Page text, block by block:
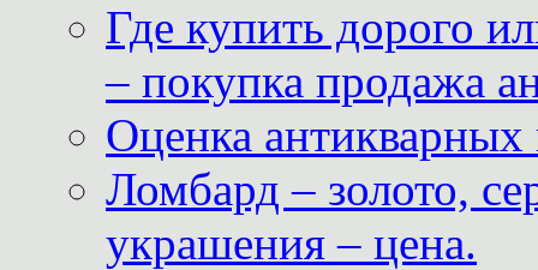
Где купить дорого
– покупка продажа
Оценка антикварных
Ломбард – золото,
украшения – цена.